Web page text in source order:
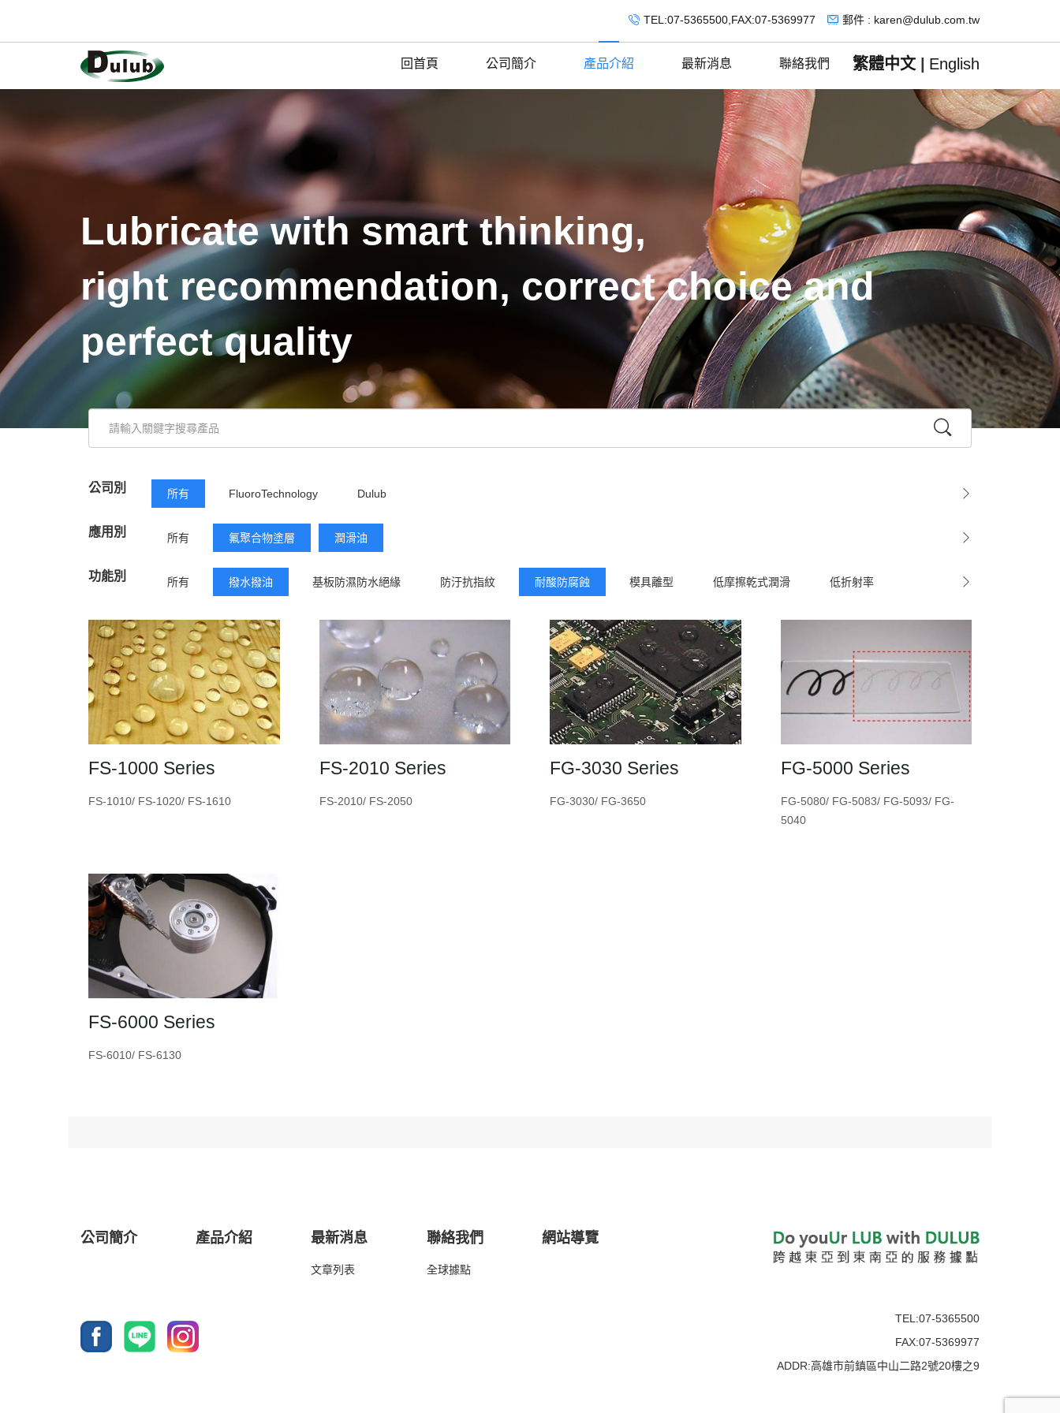
TEL:07-5365500,FAX:07-5369977 郵件 : karen@dulub.com.tw
回首頁 公司簡介 產品介紹 最新消息 聯絡我們 繁體中文 English
Lubricate with smart thinking,
right recommendation, correct choice and
perfect quality
公司別 所有 FluoroTechnology Dulub
應用別 所有 氟聚合物塗層 潤滑油
功能別 所有 撥水撥油 基板防濕防水絕緣 防汙抗指紋 耐酸防腐蝕 模具離型 低摩擦乾式潤滑 低折射率
FS-1000 Series
FS-1010/ FS-1020/ FS-1610
FS-2010 Series
FS-2010/ FS-2050
FG-3030 Series
FG-3030/ FG-3650
FG-5000 Series
FG-5080/ FG-5083/ FG-5093/ FG-
5040
FS-6000 Series
FS-6010/ FS-6130
公司簡介 產品介紹 最新消息
文章列表
聯絡我們
全球據點
網站導覽
TEL:07-5365500
FAX:07-5369977
ADDR:高雄市前鎮區中山二路2號20樓之9